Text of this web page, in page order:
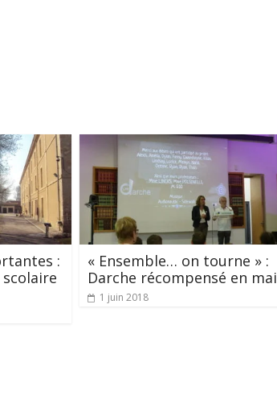
:
« Ensemble… on tourne » :
Darche récompensé en mai
1 juin 2018